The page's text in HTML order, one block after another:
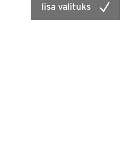
lisa valituks